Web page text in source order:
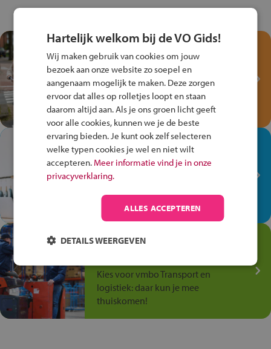
Test je kennis met het
Fiets Veilig
Verkeersspel!
Speel het Fiets Veilig Verkeersspel
en win een Cortina-fiets!
In de winkel ben je op je
plek!
Ontdek via het vmbo jouw talent
op de winkelvloer, waar elke dag
anders is!
Jouw talent in de
Kies voor vmbo Transport en
logistiek: daar kun je mee
thuiskomen!
Hartelijk welkom bij de VO Gids!
Wij maken gebruik van cookies om jouw
bezoek aan onze website zo soepel en
aangenaam mogelijk te maken. Deze zorgen
ervoor dat alles op rolletjes loopt en staan
daarom altijd aan. Als je ons groen licht geeft
voor alle cookies, kunnen we je de beste
ervaring bieden. Je kunt ook zelf selecteren
welke typen cookies je wel en niet wilt
accepteren. Meer informatie vind je in onze
privacyverklaring.
ALLES ACCEPTEREN
DETAILS WEERGEVEN